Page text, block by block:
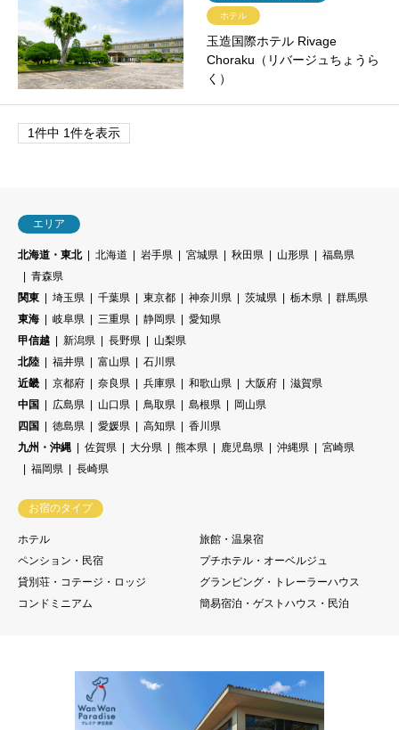
ホテル
玉造国際ホテル Rivage
Choraku（リバージュちょうら
く）
1件中 1件を表示
エリア
北海道・東北 北海道 岩手県 宮城県 秋田県 山形県
福島県
青森県
関東
埼玉県 千葉県 東京都 神奈川県 茨城県 栃木県
群馬県
東海
岐阜県 三重県 静岡県
愛知県
甲信越
新潟県 長野県
山梨県
北陸
福井県 富山県
石川県
近畿
京都府 奈良県 兵庫県 和歌山県 大阪府
滋賀県
中国
広島県 山口県 鳥取県 島根県
岡山県
四国
徳島県 愛媛県 高知県
香川県
九州・沖縄
佐賀県 大分県 熊本県 鹿児島県 沖縄県
宮崎県
福岡県
長崎県
お宿のタイプ
ホテル
旅館・温泉宿
ペンション・民宿
プチホテル・オーベルジュ
貸別荘・コテージ・ロッジ
グランピング・トレーラーハウス
コンドミニアム
簡易宿泊・ゲストハウス・民泊